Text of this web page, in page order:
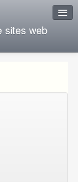
sites web